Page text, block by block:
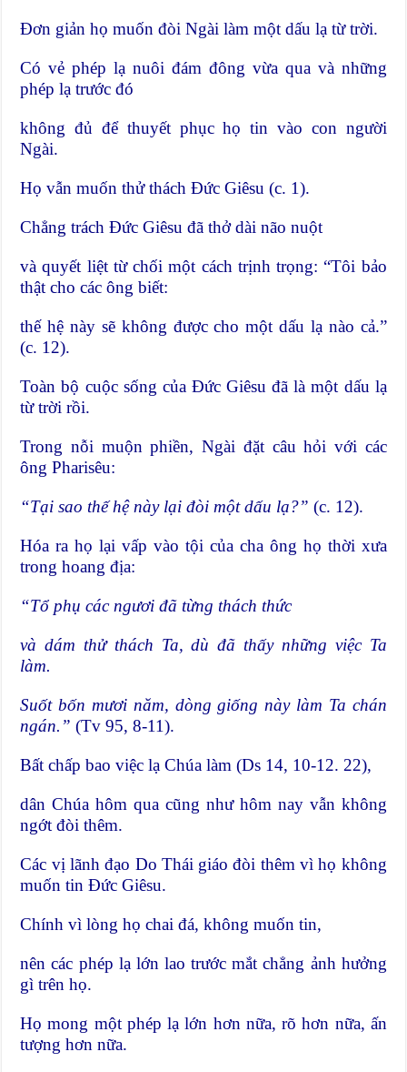
Đơn giản họ muốn đòi Ngài làm một dấu lạ từ trời.
Có vẻ phép lạ nuôi đám đông vừa qua và những
phép lạ trước đó
không đủ để thuyết phục họ tin vào con người
Ngài.
Họ vẫn muốn thử thách Đức Giêsu (c. 1).
Chẳng trách Đức Giêsu đã thở dài não nuột
và quyết liệt từ chối một cách trịnh trọng: “Tôi bảo
thật cho các ông biết:
thế hệ này sẽ không được cho một dấu lạ nào cả.”
(c. 12).
Toàn bộ cuộc sống của Đức Giêsu đã là một dấu lạ
từ trời rồi.
Trong nỗi muộn phiền, Ngài đặt câu hỏi với các
ông Pharisêu:
“Tại sao thế hệ này lại đòi một dấu lạ?” (c. 12).
Hóa ra họ lại vấp vào tội của cha ông họ thời xưa
trong hoang địa:
“Tổ phụ các ngươi đã từng thách thức
và dám thử thách Ta, dù đã thấy những việc Ta
làm.
Suốt bốn mươi năm, dòng giống này làm Ta chán
ngán.” (Tv 95, 8-11).
Bất chấp bao việc lạ Chúa làm (Ds 14, 10-12. 22),
dân Chúa hôm qua cũng như hôm nay vẫn không
ngớt đòi thêm.
Các vị lãnh đạo Do Thái giáo đòi thêm vì họ không
muốn tin Đức Giêsu.
Chính vì lòng họ chai đá, không muốn tin,
nên các phép lạ lớn lao trước mắt chẳng ảnh hưởng
gì trên họ.
Họ mong một phép lạ lớn hơn nữa, rõ hơn nữa, ấn
tượng hơn nữa.